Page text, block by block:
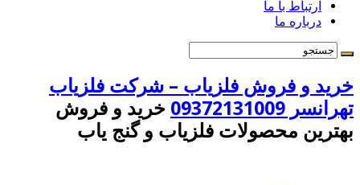
ارتباط با ما
درباره ما
خرید و فروش فلزیاب – شرکت فلزیاب
تهرانسر 09372131009
خرید و فروش
بهترین محصولات فلزیاب و گنج یاب